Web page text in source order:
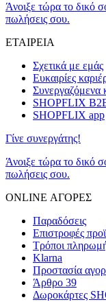
Άνοιξε τώρα το δικό
πωλήσεις σου.
ΕΤΑΙΡΕΙΑ
Σχετικά με εμάς
Ευκαιρίες
Συνεργαζόμενα
SHOPFLIX
SHOPFLIX app
Γίνε συνεργάτης!
Άνοιξε τώρα το δικό
πωλήσεις σου.
ONLINE ΑΓΟΡΕΣ
Παραδόσεις
Επιστροφές
Τρόποι
Klarna
Προστασία
Άρθρο 39
Δωροκάρτες